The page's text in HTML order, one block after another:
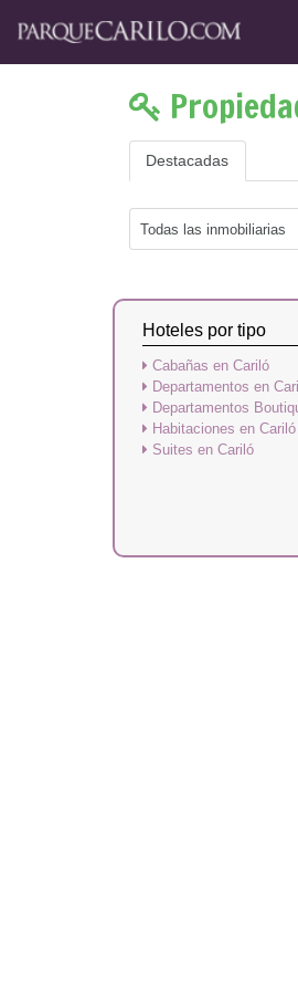
Destacadas
Hoteles por tipo
Cabañas en Cariló
Departamentos en
Departamentos
Habitaciones en Cariló
Suites en Cariló